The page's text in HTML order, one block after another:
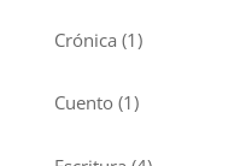
Crónica (1)
Cuento(1)